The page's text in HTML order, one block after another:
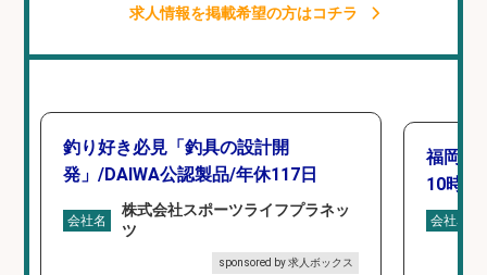
求人情報を掲載希望の方はコチラ
釣り好き必見「釣具の設計開
発」/DAIWA公認製品/年休117日
会社名
株式会社スポーツライフプラネッ
ツ
sponsored by 求人ボックス
福岡「
10時間
会社名